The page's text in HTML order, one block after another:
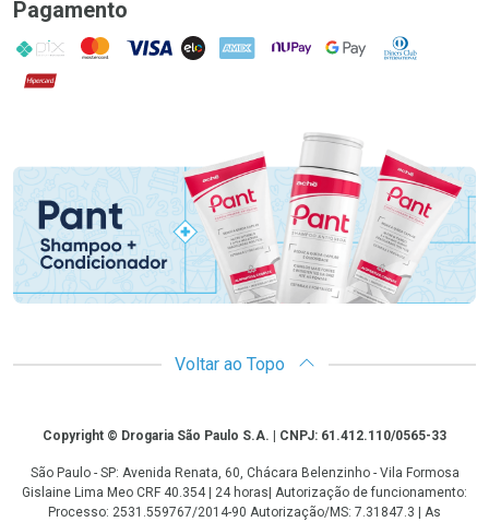
Pagamento
PIX MasterCard
VISA ELO AMEX NuPay Google PayDiners Club
Hipercard
Promoção em Destaque
Voltar ao Topo
CopyrightCopyright © Drogaria São Paulo S.A. | CNPJ: 61.412.110/0565-33
São Paulo - SP: Avenida Renata, 60, Chácara Belenzinho - Vila Formosa
Gislaine Lima Meo CRF 40.354 | 24 horas| Autorização de funcionamento:
Processo: 2531.559767/2014-90 Autorização/MS: 7.31847.3 | As